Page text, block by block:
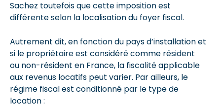
Sachez toutefois que cette imposition est
différente selon la localisation du foyer fiscal.
Autrement dit, en fonction du pays d’installation et
si le propriétaire est considéré comme résident
ou non-résident en France, la fiscalité applicable
aux revenus locatifs peut varier. Par ailleurs, le
régime fiscal est conditionné par le type de
location :